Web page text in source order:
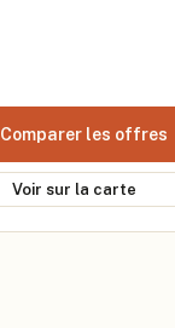
Comparer les offres
Voir sur la carte